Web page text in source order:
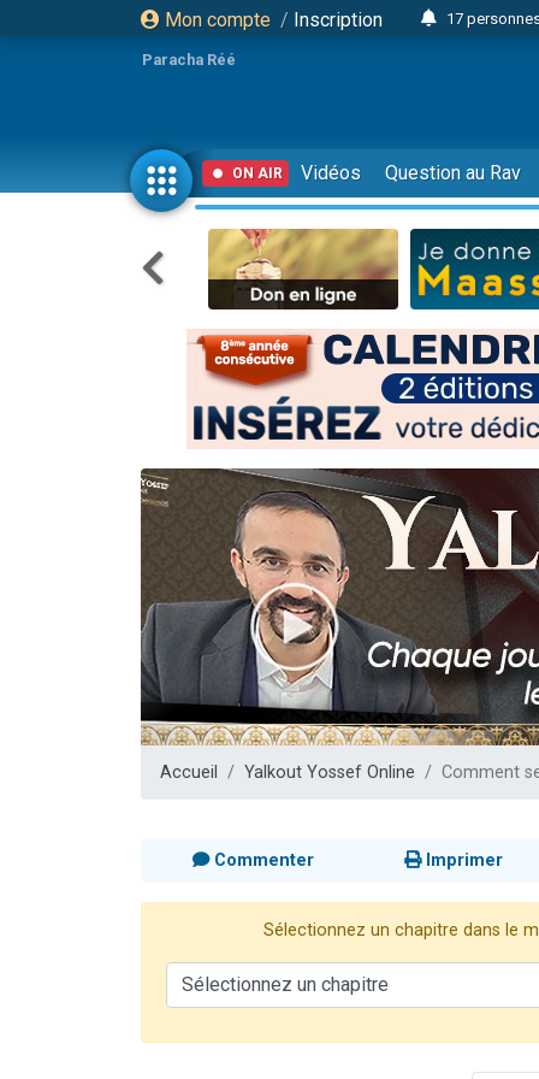
Mon compte / Inscription
17
4
3 personnes
3
2 personnes
13
Il reste
30
12
3 personnes
2
3 personnes
2
8
Nouvelle
4
Paracha Réé
ON AIR Vidéos Question au Rav
Accueil Yalkout Yossef Online Comment
Commenter Imprimer
Sélectionnez un chapitre dans le